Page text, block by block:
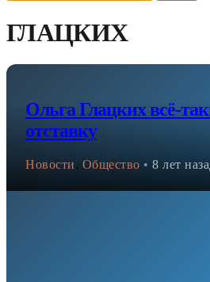
ГЛАЦКИХ
Ольга Глацких всё-
отставку
Новости, Общество • 8 лет